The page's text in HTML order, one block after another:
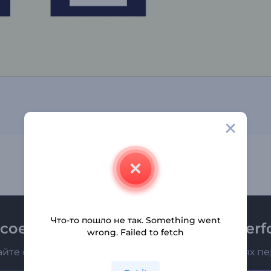
к рассылке
о последних новостях и новых предложениях
Что-то пошло не так. Something went
wrong. Failed to fetch